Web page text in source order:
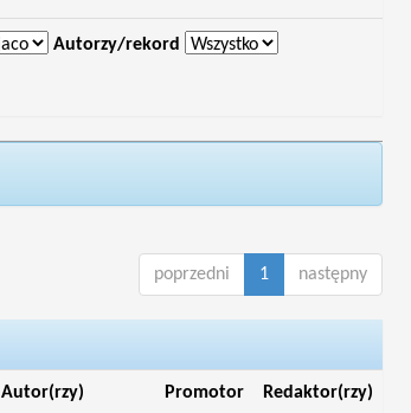
Autorzy/rekord
poprzedni 1 następny
Autor(rzy) Promotor Redaktor(rzy)